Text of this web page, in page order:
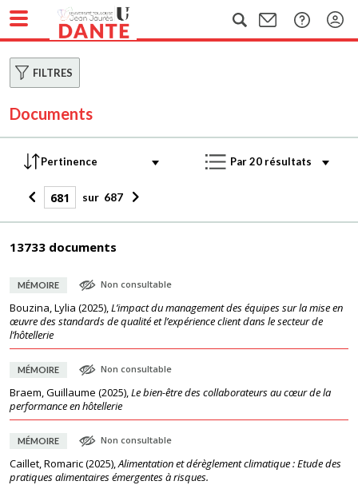
FILTRES
Documents
sur 687
13733 documents
MÉMOIRE Non consultable
Bouzina, Lylia (2025),L’impact du management des équipes sur la mise en
œuvre des standards de qualité et l’expérience client dans le secteur de
l’hôtellerie
MÉMOIRE Non consultable
Braem, Guillaume (2025),Le bien-être des collaborateurs au cœur de la
performance en hôtellerie
MÉMOIRE Non consultable
Caillet, Romaric(2025),Alimentation et dérèglement climatique : Etude des
pratiques alimentaires émergentes à risques.